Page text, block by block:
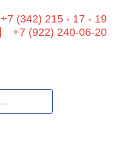
+7 (342) 215 - 17 - 19
+7 (922) 240-06-20